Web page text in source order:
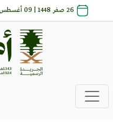
26 صفر 1448 | 09 أغسطس 2026